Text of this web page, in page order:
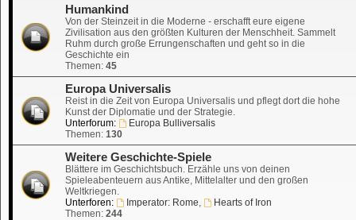
Humankind
Von der Steinzeit in die Moderne - erschafft eure eigene
Zivilisation aus den größten Kulturen der Menschheit. Sammelt
Ruhm durch große Errungenschaften und geht so in die
Geschichte ein
Themen: 45
Europa Universalis
Reist in die Zeit von Europa Universalis und pflegt dort die hohe
Kunst der Diplomatie und der Strategie.
Unterforum:
Europa Bulliversalis
Themen: 130
Weitere Geschichte-Spiele
Blättere im Geschichtsbuch. Erzähle uns von deinen
Spieleabenteuern aus Antike, Mittelalter und den großen
Weltkriegen.
Unterforen:
Imperator: Rome,
Hearts of Iron
Themen: 244